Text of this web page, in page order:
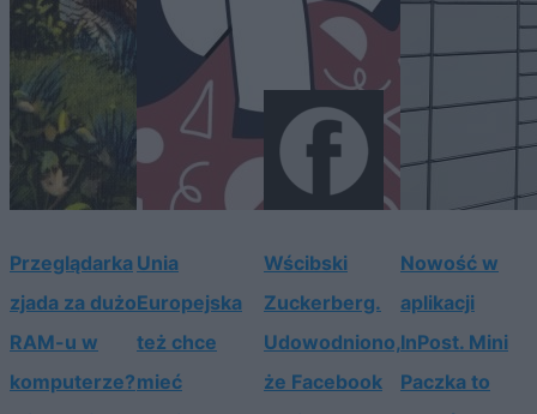
Przeglądarka
zjada za dużo
RAM-u w
komputerze?
Unia
Europejska
też chce
mieć
Wścibski
Zuckerberg.
Udowodniono,
że Facebook
Nowość w
aplikacji
InPost. Mini
Paczka to